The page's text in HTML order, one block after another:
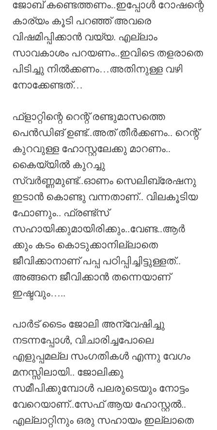
ജോബ് കണ്ടെത്തണം..ഇപ്പോൾ റോഷന്റെ
കാര്യം കൂടി പറഞ്ഞ് അവരെ
വിഷമിപ്പിക്കാൻ വയ്യ. എല്ലാം
സാവകാശം പറയണം..ഇവിടെ തളരാതെ
പിടിച്ചു നിൽക്കണം…അതിനുള്ള വഴി
നോക്കേണ്ടത്…
ഫ്ളാറ്റിന്റെ റെന്റ് രണ്ടുമാസത്തെ
പെൻഡിങ് ഉണ്ട്..അത് തീർക്കണം.. റെന്റ്
കുറവുള്ള ഹോസ്റ്റലേക്കു മാറണം..
കൈയ്യിൽ കുറച്ചു
സ്വർണ്ണമുണ്ട്..ഓണം സെലിബ്രേഷനു
ഇടാൻ കൊണ്ടു വന്നതാണ്.. വിലകൂടിയ
ഫോണും.. ഫ്രണ്ട്സ്
സഹായിക്കുമായിരിക്കും..വേണ്ട..ആർ
ക്കും കടം കൊടുക്കാനില്ലാതെ
ജീവിക്കാനാണ് പപ്പ പഠിപ്പിച്ചിട്ടുള്ളത്..
അങ്ങനെ ജീവിക്കാൻ തന്നെയാണ്
ഇഷ്ടവും…..
പാർട് ടൈം ജോലി അന്വേഷിച്ചു
നടന്നപ്പോൾ, വിചാരിച്ചപോലെ
എളുപ്പമല്ല സംഗതികൾ എന്നു വേഗം
മനസ്സിലായി.. ജോലിക്കു
സമീപിക്കുമ്പോൾ പലരുടെയും നോട്ടം
വേറെയാണ്..സേഫ് ആയ ഹോസ്റ്റൽ..
എല്ലാറ്റിനും ഒരു സഹായം ഇല്ലാതെ